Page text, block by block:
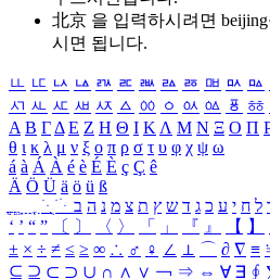
北京 을 입력하시려면 beijing
시면 됩니다.
ㅥ ㅦ ㅧ ㅨ ㅩ ㅪ ㅫ ㅬ ㅭ ㅮ ㅯ ㅰ
ㅺ ㅻ ㅼ ㅽ ㅾ ㅿ ㆀ ㆁ ㆂ ㆃ ㆄ ㆅ
Α Β ΓΔ Ε Ζ Η Θ Ι ΚΛ Μ Ν Ξ Ο Π
θ ι κ λ μ ν ξ ο π ρ σ τ υ φ χ ψ ω
á à Á À é è É È ç Ç ê
Ä Ö Ü ä ö ü ß
ִֶֹ ֻּ ׁׂ ל ח י ע כ ג ד ש ץ ת צ מ נ ה ב
‘ ’ “ ” 〔 〕 〈 〉 「 」 『 』 【 】
± × ÷ ≠ ≤ ≥ ∞ ∴ ♂ ♀ ∠ ⊥ ⌒ ∂ ∇ ≡
⊆ ⊇ ⊂ ⊃ ∪ ∩ ∧ ∨ ￢ ⇒ ⇔ ∀ ∃ ∮